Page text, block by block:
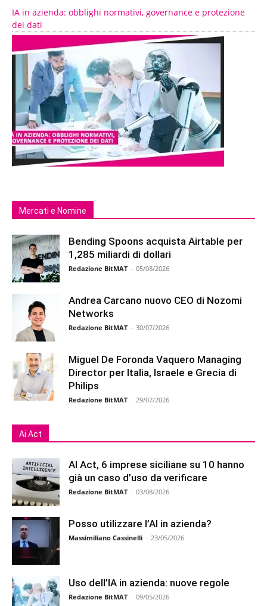
IA in azienda: obblighi normativi, governance e protezione
dei dati
Mercati e Nomine
Bending Spoons acquista Airtable per
1,285 miliardi di dollari
Redazione BitMAT - 05/08/2026
Andrea Carcano nuovo CEO di Nozomi
Networks
Redazione BitMAT - 30/07/2026
Miguel De Foronda Vaquero Managing
Director per Italia, Israele e Grecia di
Philips
Redazione BitMAT - 29/07/2026
Ai Act
AI Act, 6 imprese siciliane su 10 hanno
già un caso d’uso da verificare
Redazione BitMAT - 03/08/2026
Posso utilizzare l’AI in azienda?
Massimiliano Cassinelli - 23/05/2026
Uso dell’IA in azienda: nuove regole
Redazione BitMAT - 09/05/2026